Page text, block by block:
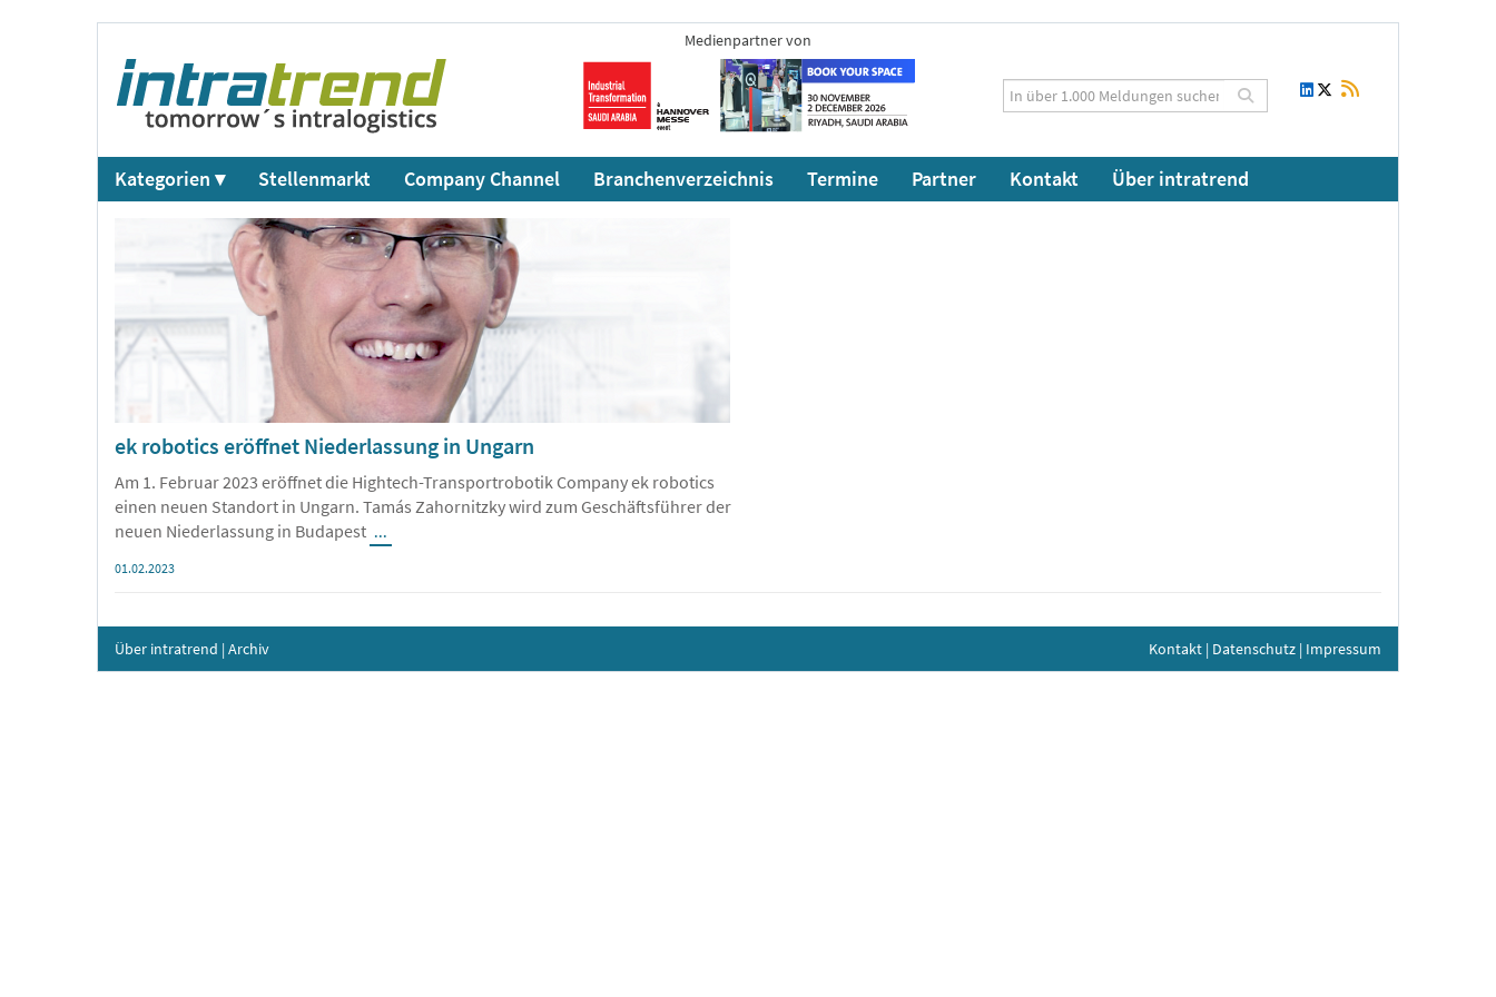
Medienpartner von
Kategorien ▾ Stellenmarkt Company Channel Branchenverzeichnis Termine Partner Kontakt Über intratrend
ek robotics eröffnet Niederlassung in Ungarn
Am 1. Februar 2023 eröffnet die Hightech-Transportrobotik Company ek robotics
einen neuen Standort in Ungarn. Tamás Zahornitzky wird zum Geschäftsführer der
neuen Niederlassung in Budapest ...
01.02.2023
Über intratrend | Archiv Kontakt | Datenschutz | Impressum